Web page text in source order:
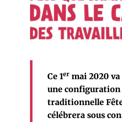
Ce 1er mai 2020
une configuration
traditionnelle
célébrera sous